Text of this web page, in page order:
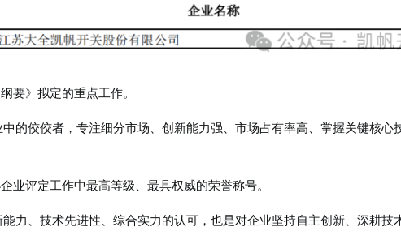
要》拟定的重点工作。
的佼佼者，专注细分市场、创新能力强、市场占有率高、掌握关键核心
业评定工作中最高等级、最具权威的荣誉称号。
力、技术先进性、综合实力的认可，也是对企业坚持自主创新、深耕技